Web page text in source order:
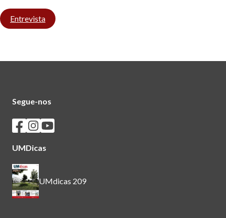
Entrevista
Segue-nos
Seguir os SASUM no Facebook
Seguir os SASUM no Instagram
Seguir os SASUM no Youtube
UMDicas
UMdicas 209